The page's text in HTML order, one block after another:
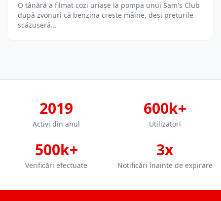
O tânără a filmat cozi uriașe la pompa unui Sam's Club
după zvonuri că benzina crește mâine, deși prețurile
scăzuseră…
2019
Activi din anul
600k+
Utilizatori
500k+
Verificări efectuate
3x
Notificări înainte de expirare